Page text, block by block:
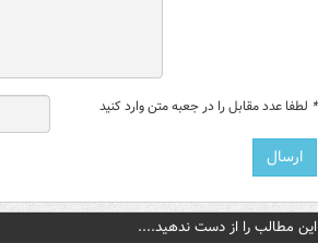
* لطفا عدد مقابل را در جعبه متن وارد کنید
این مطالب را از دست ندهید....